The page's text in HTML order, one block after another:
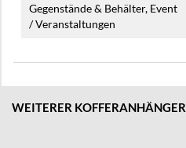
Gegenstände & Behälter, Event
/ Veranstaltungen
WEITERER KOFFERANHÄNGER